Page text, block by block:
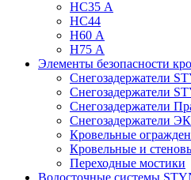
НС35 А
НС44
Н60 А
Н75 А
Элементы безопасности
Снегозадержатели
Снегозадержатели
Снегозадержатели
Снегозадержатели
Кровельные
Кровельные и
Переходные мостики
Водосточные системы